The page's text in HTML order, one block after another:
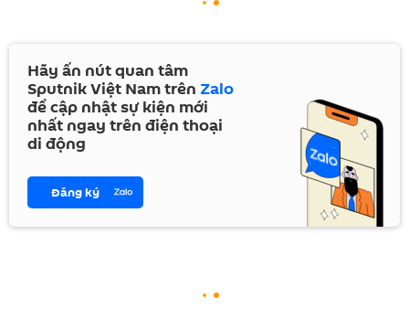
Hãy ấn nút quan tâm
Sputnik Việt Nam trên Zalo
để cập nhật sự kiện mới
nhất ngay trên điện thoại
di động
Đăng ký